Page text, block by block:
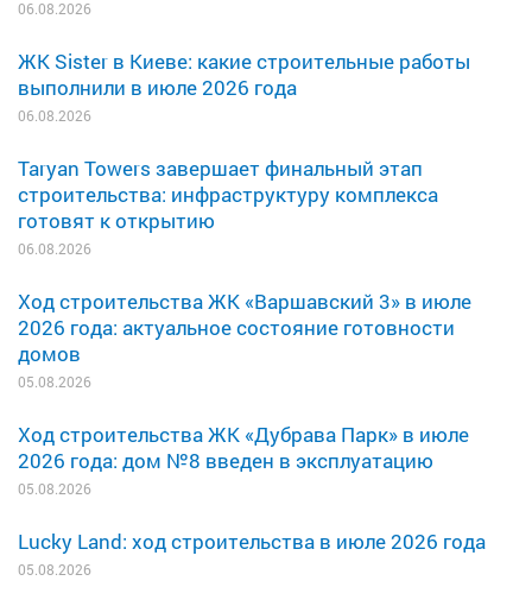
06.08.2026
ЖК Sister в Киеве: какие строительные работы
выполнили в июле 2026 года
06.08.2026
Taryan Towers завершает финальный этап
строительства: инфраструктуру комплекса
готовят к открытию
06.08.2026
Ход строительства ЖК «Варшавский 3» в июле
2026 года: актуальное состояние готовности
домов
05.08.2026
Ход строительства ЖК «Дубрава Парк» в июле
2026 года: дом №8 введен в эксплуатацию
05.08.2026
Lucky Land: ход строительства в июле 2026 года
05.08.2026